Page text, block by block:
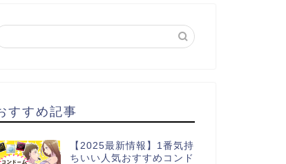
すすめ記事
【2025最新情報】1番気持
ちいい人気おすすめコンド